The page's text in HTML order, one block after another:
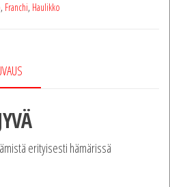
, Franchi, Haulikko
erityisesti hämärissä